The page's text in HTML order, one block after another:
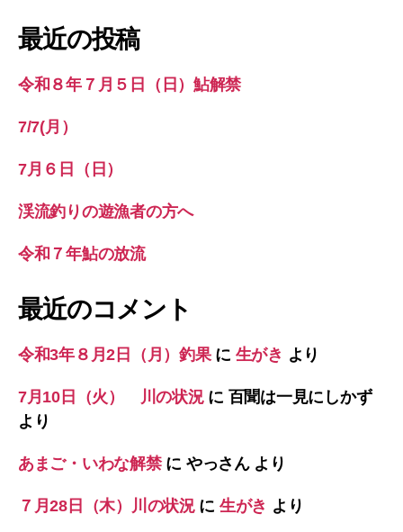
象:
最近の投稿
令和８年７月５日（日）鮎解禁
7/7(月）
7月６日（日）
渓流釣りの遊漁者の方へ
令和７年鮎の放流
最近のコメント
令和3年８月2日（月）釣果に 生がき より
7月10日（火） 川の状況に 百聞は一見にしかず
より
あまご・いわな解禁に やっさんより
７月28日（木）川の状況に 生がき より